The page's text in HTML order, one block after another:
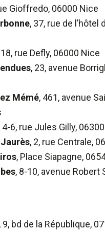
Gioffredo, 06000 Nice
, 37, rue de l’hôtel
18, rue Defly, 06000 Nice
, 23, avenue
Mémé, 461, avenue
4-6, rue Jules Gilly,
, 2, rue Centrale,
, Place Siapagne,
, 8-10, avenue Robert
, 9, bd de la République,